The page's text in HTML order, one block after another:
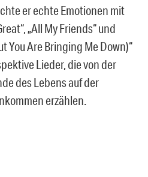
er echte Emotionen mit
„All My Friends“ und
You Are Bringing Me Down)“
Lieder, die von der
des Lebens auf der
erzählen.